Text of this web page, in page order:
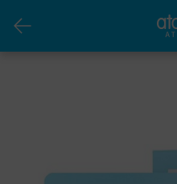
ម៉ាស់បិតមុខអាតូមី ដេលីអិចស្ពើត